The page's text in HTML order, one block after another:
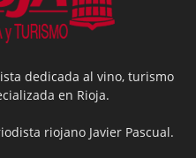
dedicada al vino, turismo
en Rioja.
riojano Javier Pascual.